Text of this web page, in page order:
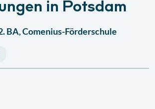
in Potsdam
BA, Comenius-Förderschule